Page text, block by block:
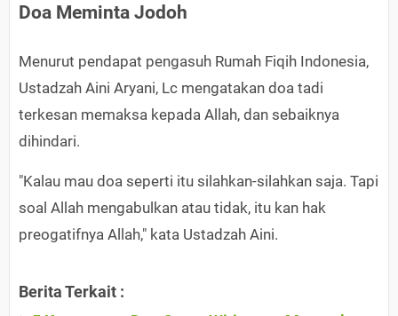
Doa Meminta Jodoh
Menurut pendapat pengasuh Rumah Fiqih Indonesia,
Ustadzah Aini Aryani, Lc mengatakan doa tadi
terkesan memaksa kepada Allah, dan sebaiknya
dihindari.
"Kalau mau doa seperti itu silahkan-silahkan saja. Tapi
soal Allah mengabulkan atau tidak, itu kan hak
preogatifnya Allah," kata Ustadzah Aini.
Berita Terkait :